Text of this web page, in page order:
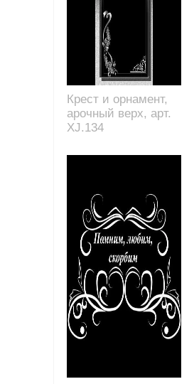
Крест и орнамент,
арочный верх, арт.
XJ.134